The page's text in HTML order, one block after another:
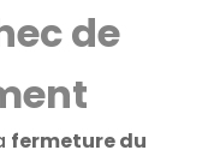
de
fermeture du